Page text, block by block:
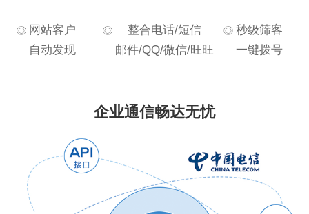
网站客户
自动发现
整合电话/短信
邮件/QQ/微信/旺旺
秒级筛客
一键拨号
企业通信畅达无忧